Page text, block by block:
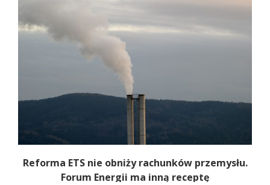
Reforma ETS nie obniży rachunków przemysłu.
Forum Energii ma inną receptę